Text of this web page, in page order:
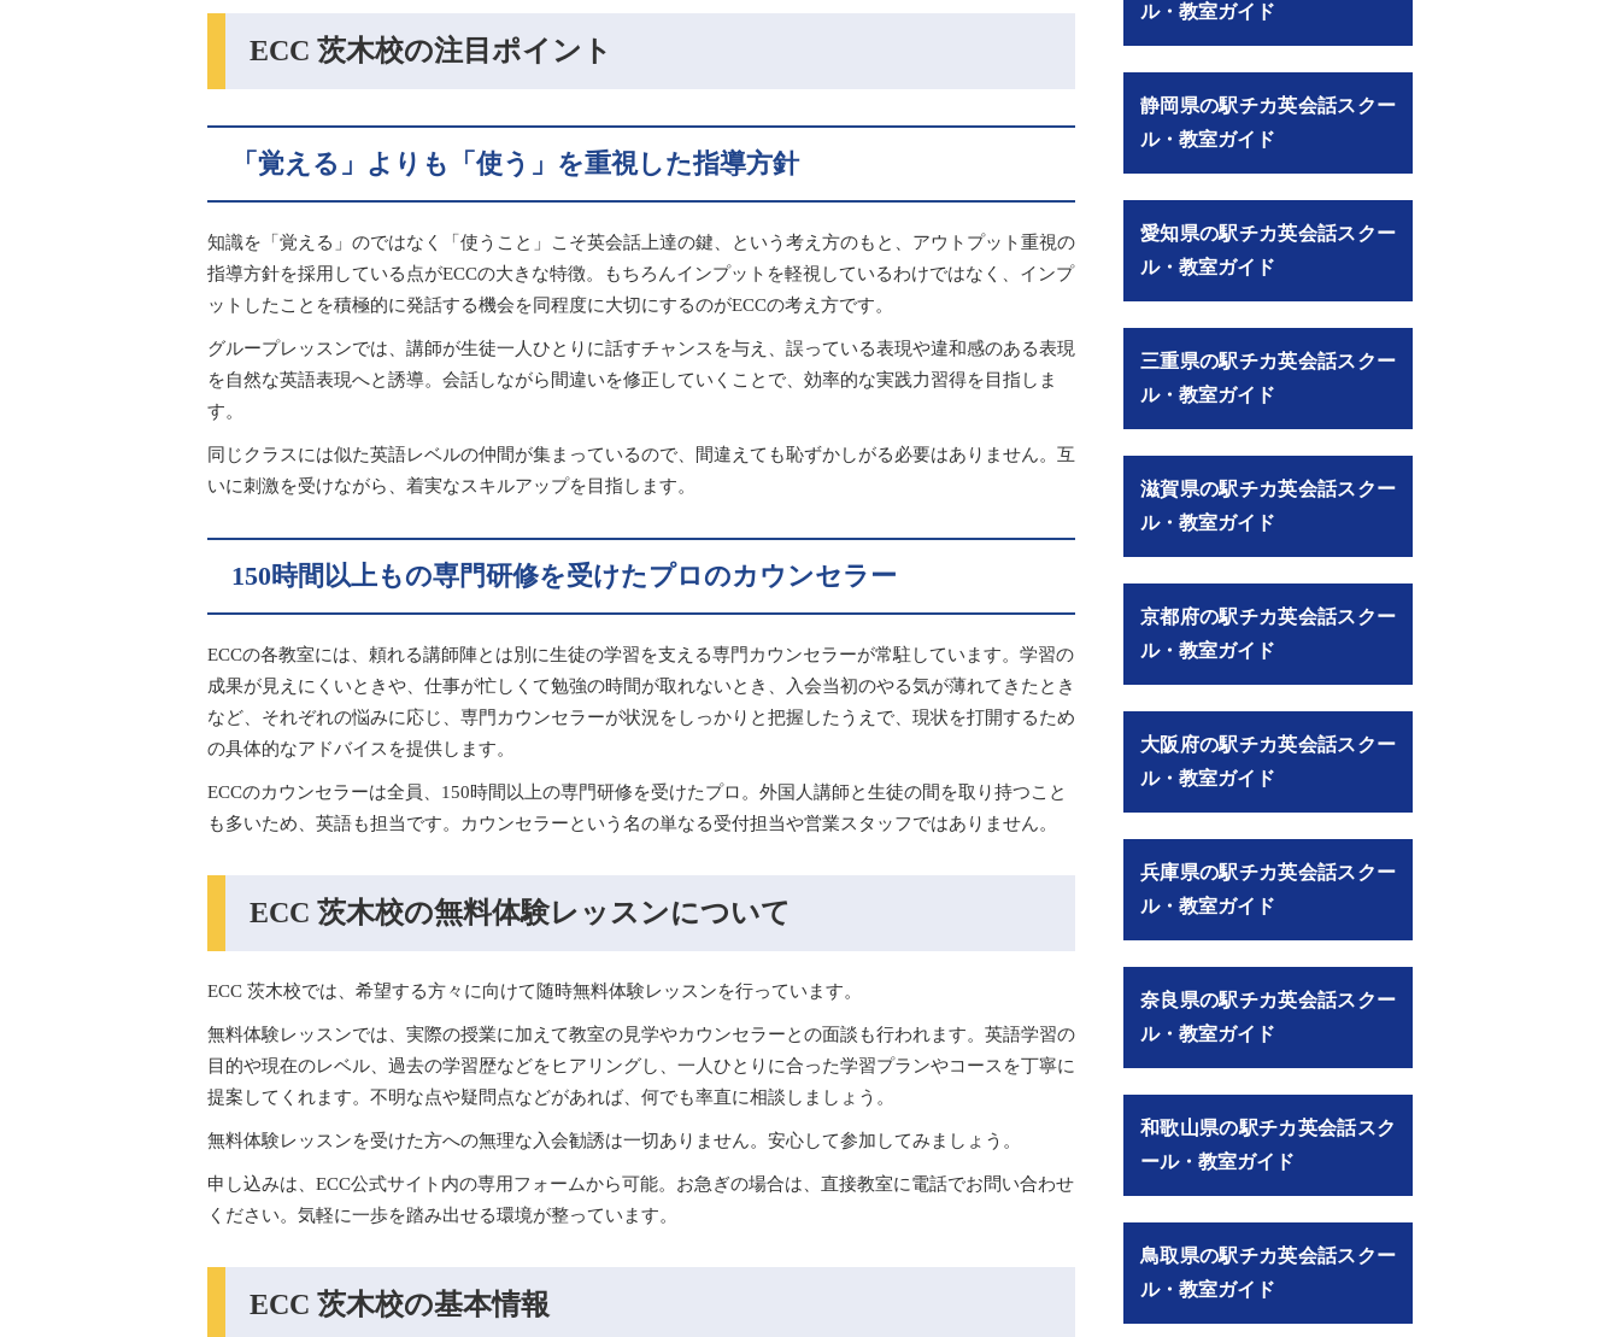
ECC 茨木校の注目ポイント
「覚える」よりも「使う」を重視した指導方針
知識を「覚える」のではなく「使うこと」こそ英会話上達の鍵、という考え方のもと、アウトプット重視の
指導方針を採用している点がECCの大きな特徴。もちろんインプットを軽視しているわけではなく、インプ
ットしたことを積極的に発話する機会を同程度に大切にするのがECCの考え方です。
グループレッスンでは、講師が生徒一人ひとりに話すチャンスを与え、誤っている表現や違和感のある表現
を自然な英語表現へと誘導。会話しながら間違いを修正していくことで、効率的な実践力習得を目指しま
す。
同じクラスには似た英語レベルの仲間が集まっているので、間違えても恥ずかしがる必要はありません。互
いに刺激を受けながら、着実なスキルアップを目指します。
150時間以上もの専門研修を受けたプロのカウンセラー
ECCの各教室には、頼れる講師陣とは別に生徒の学習を支える専門カウンセラーが常駐しています。学習の
成果が見えにくいときや、仕事が忙しくて勉強の時間が取れないとき、入会当初のやる気が薄れてきたとき
など、それぞれの悩みに応じ、専門カウンセラーが状況をしっかりと把握したうえで、現状を打開するため
の具体的なアドバイスを提供します。
ECCのカウンセラーは全員、150時間以上の専門研修を受けたプロ。外国人講師と生徒の間を取り持つこと
も多いため、英語も担当です。カウンセラーという名の単なる受付担当や営業スタッフではありません。
ECC 茨木校の無料体験レッスンについて
ECC 茨木校では、希望する方々に向けて随時無料体験レッスンを行っています。
無料体験レッスンでは、実際の授業に加えて教室の見学やカウンセラーとの面談も行われます。英語学習の
目的や現在のレベル、過去の学習歴などをヒアリングし、一人ひとりに合った学習プランやコースを丁寧に
提案してくれます。不明な点や疑問点などがあれば、何でも率直に相談しましょう。
無料体験レッスンを受けた方への無理な入会勧誘は一切ありません。安心して参加してみましょう。
申し込みは、ECC公式サイト内の専用フォームから可能。お急ぎの場合は、直接教室に電話でお問い合わせ
ください。気軽に一歩を踏み出せる環境が整っています。
ECC 茨木校の基本情報
ル・教室ガイド
静岡県の駅チカ英会話スクー
ル・教室ガイド
愛知県の駅チカ英会話スクー
ル・教室ガイド
三重県の駅チカ英会話スクー
ル・教室ガイド
滋賀県の駅チカ英会話スクー
ル・教室ガイド
京都府の駅チカ英会話スクー
ル・教室ガイド
大阪府の駅チカ英会話スクー
ル・教室ガイド
兵庫県の駅チカ英会話スクー
ル・教室ガイド
奈良県の駅チカ英会話スクー
ル・教室ガイド
和歌山県の駅チカ英会話スク
ール・教室ガイド
鳥取県の駅チカ英会話スクー
ル・教室ガイド